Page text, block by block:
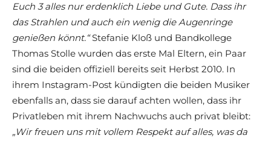
Euch 3 alles nur erdenklich Liebe und Gute. Dass ihr
das Strahlen und auch ein wenig die Augenringe
genießen könnt.“Stefanie Kloß und Bandkollege
Thomas Stolle wurden das erste Mal Eltern, ein Paar
sind die beiden offiziell bereits seit Herbst 2010. In
ihrem Instagram-Post kündigten die beiden Musiker
ebenfalls an, dass sie darauf achten wollen, dass ihr
Privatleben mit ihrem Nachwuchs auch privat bleibt:
„Wir freuen uns mit vollem Respekt auf alles, was da